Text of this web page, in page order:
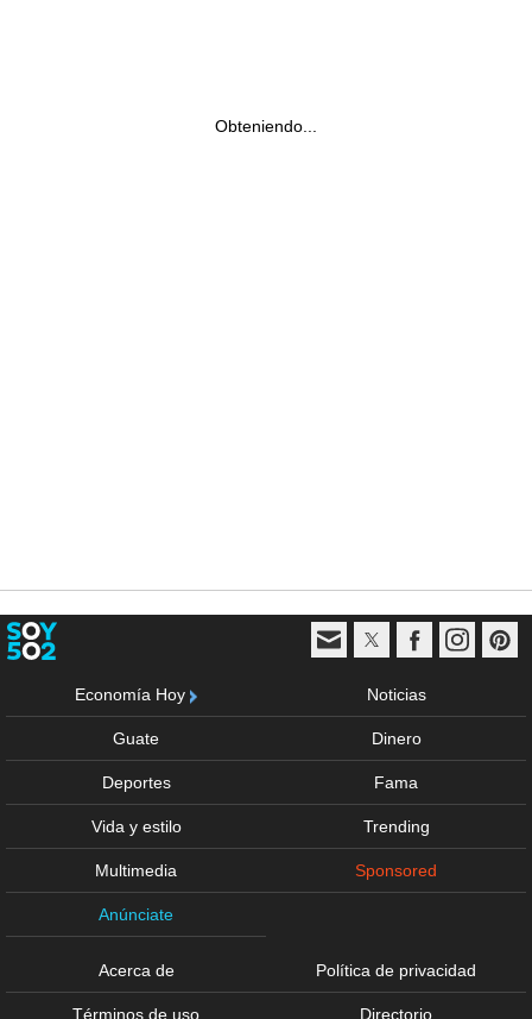
Obteniendo...
Economía Hoy Noticias
Guate Dinero
Deportes Fama
Vida y estilo Trending
Multimedia Sponsored
Anúnciate
Acerca de Política de privacidad
Términos de uso Directorio